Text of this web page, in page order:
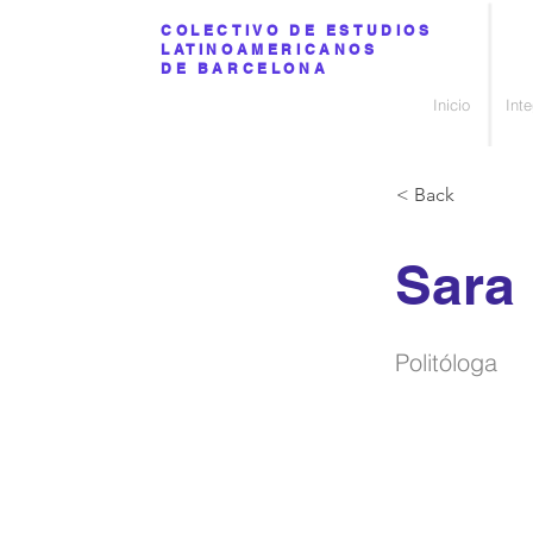
COLECTIVO DE ESTUDIOS
LATINOAMERICANOS
DE BARCELONA
Inicio
< Back
Politóloga